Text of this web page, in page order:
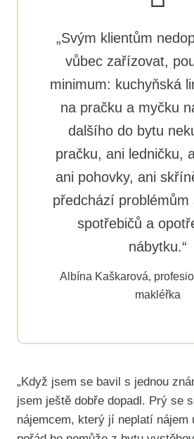
„Svým klientům
vůbec zařízovat,
minimum: kuchyňská
na pračku a myčku
dalšího do bytu
pračku, ani ledničku,
ani pohovky, ani
předchází problémům
spotřebičů a
nábytku.“
Albína Kaškarová,
makléřka
„Když jsem se bavil s jednou
jsem ještě dobře dopadl. Prý se
nájemcem, který jí neplatí nájem